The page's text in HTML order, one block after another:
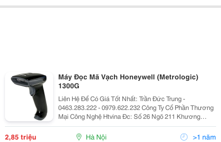
Máy Đọc Mã Vạch Honeywell (Metrologic)
1300G
Liên Hệ Để Có Giá Tốt Nhất: Trần Đức Trung -
0463.283.222 - 0979.622.232 Công Ty Cổ Phần Thương
Mại Công Nghệ Htvina Đc: Số 26 Ngõ 211 Khương
Trung &Ndash; Thanh Xuân &Ndash; Hà Nội Yahoo
:Htvinakd3 Http ://Www.sieuthiht.com Trụ Sở Chính:
2,85 triệu Hà Nội >1 năm